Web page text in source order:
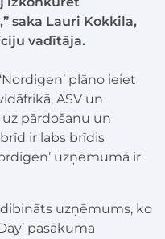
saka Lauri Kokkila,
vadītāja.
plāno ieiet
ASV un
pārdošanu un
ir labs brīdis
uzņēmumā ir
dibināts uzņēmums, ko
pasākuma